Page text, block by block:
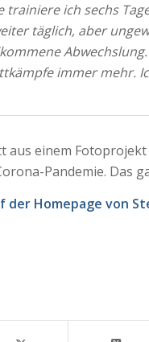
trainiere ich sechs
täglich, aber
immer mehr.
aus einem
Pandemie. Das
der Homepage von